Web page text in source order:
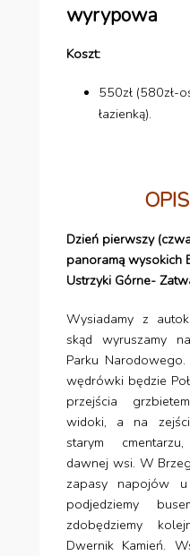
wyrypowa
Koszt:
550zł (580zł-
łazienką).
Dzień pierwszy
panoramą wysokich
Ustrzyki Górne-
Wysiadamy z
skąd wyruszamy
Parku
wędrówki będzie
przejścia
widoki, a na
starym
dawnej wsi. W
zapasy napojów
podjedziemy
zdobędziemy
Dwernik Kamień.